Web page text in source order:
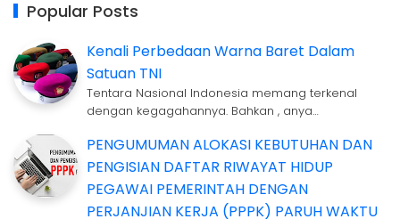
Popular Posts
Kenali Perbedaan Warna Baret Dalam
Satuan TNI
Tentara Nasional Indonesia memang terkenal
dengan kegagahannya. Bahkan , anya…
PENGUMUMAN ALOKASI KEBUTUHAN DAN
PENGISIAN DAFTAR RIWAYAT HIDUP
PEGAWAI PEMERINTAH DENGAN
PERJANJIAN KERJA (PPPK) PARUH WAKTU